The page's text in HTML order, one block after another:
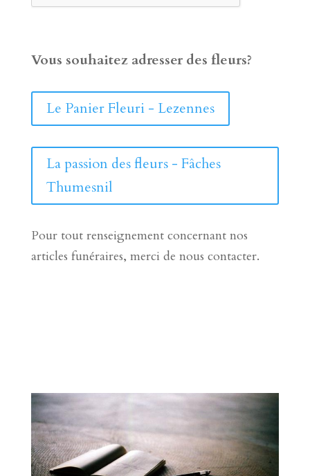
Vous souhaitez adresser des fleurs?
Le Panier Fleuri - Lezennes
La passion des fleurs - Fâches
Thumesnil
Pour tout renseignement concernant nos
articles funéraires, merci de nous contacter.